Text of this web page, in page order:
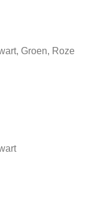
Groen, Roze